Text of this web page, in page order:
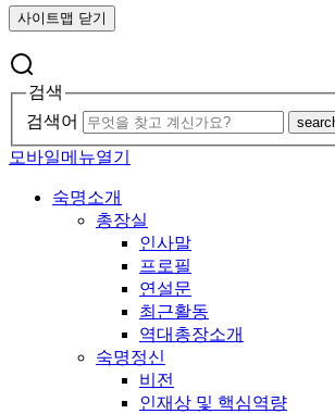
사이트맵 닫기
검색
검색어
모바일메뉴열기
숙명소개
총장실
인사말
프로필
연설문
최근활동
역대총장소개
숙명정신
비전
인재상 및 핵심역량